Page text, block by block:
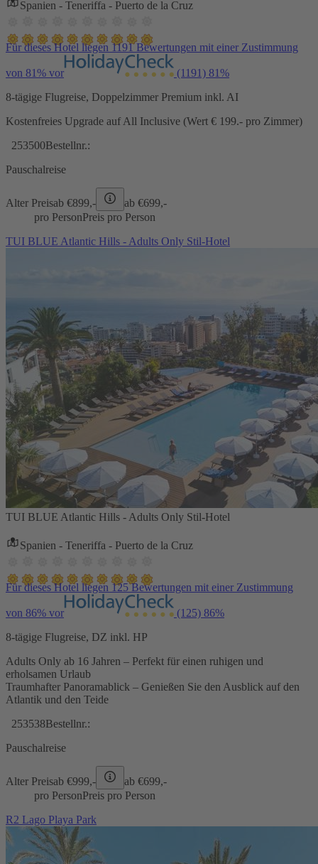
Spanien - Teneriffa - Puerto de la Cruz
Für dieses Hotel liegen 1191 Bewertungen mit einer Zustimmung
von 81% vor (1191) 81%
8-tägige Flugreise, Doppelzimmer Premium inkl. AI
Kostenfreies Upgrade auf All Inclusive (Wert € 199.- pro Zimmer)
253500Bestellnr.:
Pauschalreise
Alter Preisab €899,- ab €699,-
pro PersonPreis pro Person
TUI BLUE Atlantic Hills - Adults Only Stil-Hotel
TUI BLUE Atlantic Hills - Adults Only Stil-Hotel
Spanien - Teneriffa - Puerto de la Cruz
Für dieses Hotel liegen 125 Bewertungen mit einer Zustimmung
von 86% vor (125) 86%
8-tägige Flugreise, DZ inkl. HP
Adults Only ab 16 Jahren – Perfekt für einen ruhigen und
erholsamen Urlaub
Traumhafter Panoramablick – Genießen Sie den Ausblick auf den
Atlantik und den Teide
253538Bestellnr.:
Pauschalreise
Alter Preisab €999,- ab €699,-
pro PersonPreis pro Person
R2 Lago Playa Park